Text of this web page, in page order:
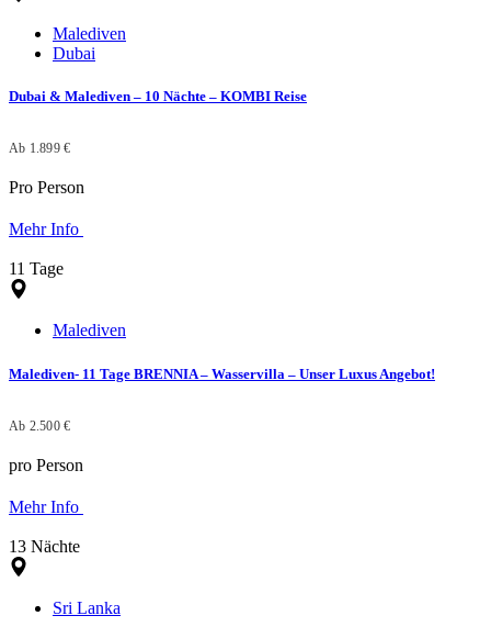
Malediven
Dubai
Dubai & Malediven – 10 Nächte – KOMBI Reise
Ab 1.899 €
Pro Person
Mehr Info
11 Tage
Malediven
Malediven- 11 Tage BRENNIA – Wasservilla – Unser Luxus Angebot!
Ab 2.500 €
pro Person
Mehr Info
13 Nächte
Sri Lanka